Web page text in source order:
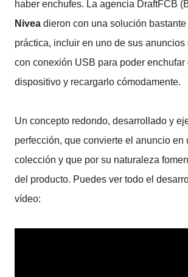
haber enchufes. La agencia DraftFCB
Nivea dieron con una solución
práctica, incluir en uno de sus
con conexión USB para poder enchufar
dispositivo y recargarlo cómodamente.
Un concepto redondo, desarrollado y
perfección, que convierte el anuncio en
colección y que por su naturaleza
del producto. Puedes ver todo el
vídeo: